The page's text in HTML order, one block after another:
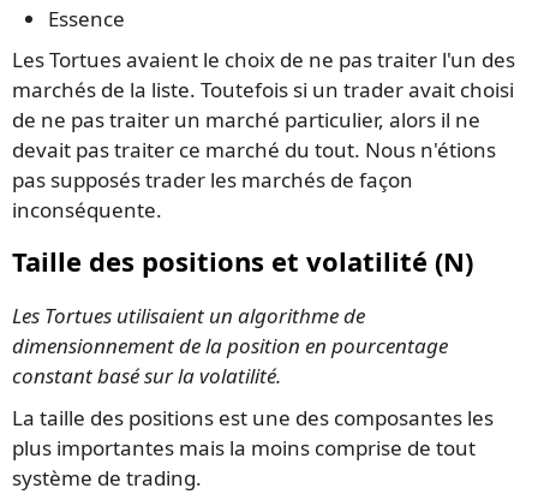
Essence
Les Tortues avaient le choix de ne pas traiter l'un des
marchés de la liste. Toutefois si un trader avait choisi
de ne pas traiter un marché particulier, alors il ne
devait pas traiter ce marché du tout. Nous n'étions
pas supposés trader les marchés de façon
inconséquente.
Taille des positions et volatilité (N)
Les Tortues utilisaient un algorithme de
dimensionnement de la position en pourcentage
constant basé sur la volatilité.
La taille des positions est une des composantes les
plus importantes mais la moins comprise de tout
système de trading.